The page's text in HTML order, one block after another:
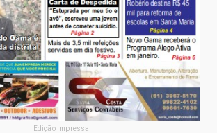
Edição Impressa